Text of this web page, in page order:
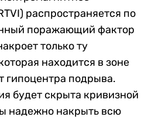
распространяется по
поражающий фактор
только ту
находится в зоне
гипоцентра подрыва.
будет скрыта кривизной
надежно накрыть всю